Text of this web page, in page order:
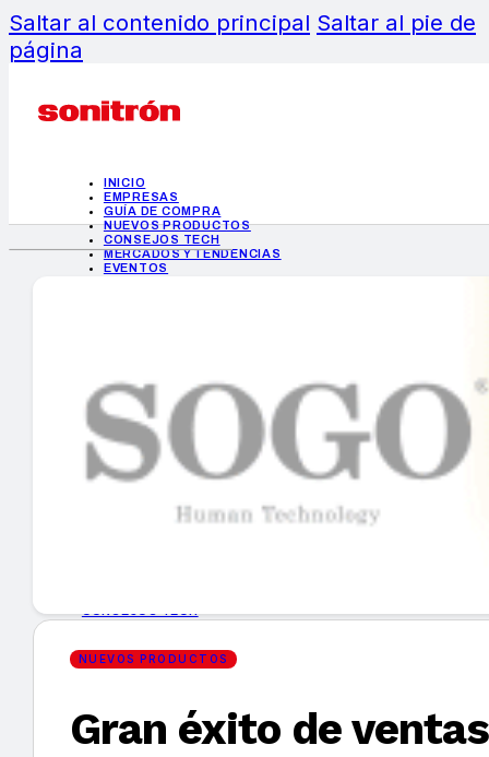
Saltar al contenido principal Saltar al pie de
página
INICIO
EMPRESAS
GUÍA DE COMPRA
NUEVOS PRODUCTOS
CONSEJOS TECH
MERCADOS Y TENDENCIAS
EVENTOS
INICIO
EMPRESAS
GUÍA DE COMPRA
MERCADOS Y TENDENCIAS
NUEVOS PRODUCTOS
Gran éxito de